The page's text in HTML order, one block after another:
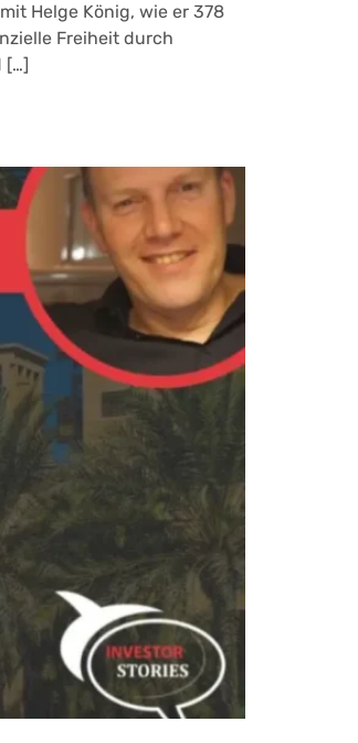
Helge König, wie er 378
Freiheit durch
[…]